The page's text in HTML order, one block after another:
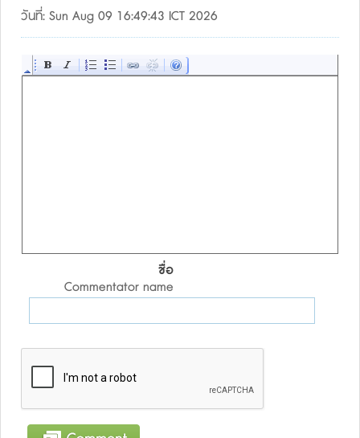
วันที่: Sun Aug 09 16:49:43 ICT 2026
ชื่อ
Commentator name